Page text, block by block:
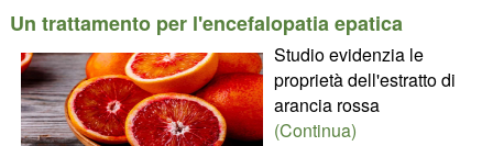
Un trattamento per l'encefalopatia epatica
Studio evidenzia le
proprietà dell'estratto di
arancia rossa
(Continua)